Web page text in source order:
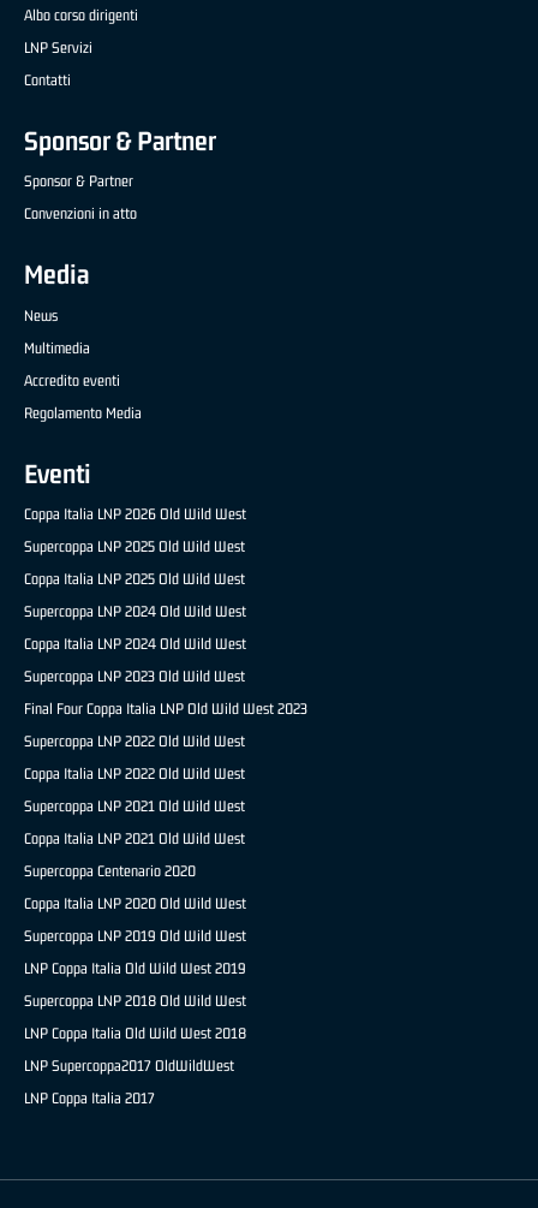
Albo corso dirigenti
LNP Servizi
Contatti
Sponsor & Partner
Sponsor & Partner
Convenzioni in atto
Media
News
Multimedia
Accredito eventi
Regolamento Media
Eventi
Coppa Italia LNP 2026 Old Wild West
Supercoppa LNP 2025 Old Wild West
Coppa Italia LNP 2025 Old Wild West
Supercoppa LNP 2024 Old Wild West
Coppa Italia LNP 2024 Old Wild West
Supercoppa LNP 2023 Old Wild West
Final Four Coppa Italia LNP Old Wild West 2023
Supercoppa LNP 2022 Old Wild West
Coppa Italia LNP 2022 Old Wild West
Supercoppa LNP 2021 Old Wild West
Coppa Italia LNP 2021 Old Wild West
Supercoppa Centenario 2020
Coppa Italia LNP 2020 Old Wild West
Supercoppa LNP 2019 Old Wild West
LNP Coppa Italia Old Wild West 2019
Supercoppa LNP 2018 Old Wild West
LNP Coppa Italia Old Wild West 2018
LNP Supercoppa2017 OldWildWest
LNP Coppa Italia 2017